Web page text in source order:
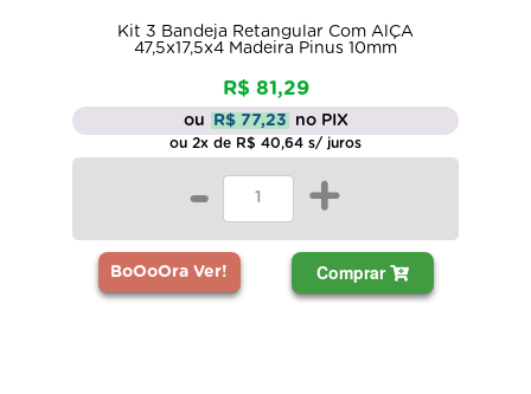
Kit 3 Bandeja Retangular Com AlÇA
47,5x17,5x4 Madeira Pinus 10mm
R$ 81,29
ou R$ 77,23 no PIX
ou 2x de R$ 40,64 s/ juros
- +
BoOoOra Ver! Comprar